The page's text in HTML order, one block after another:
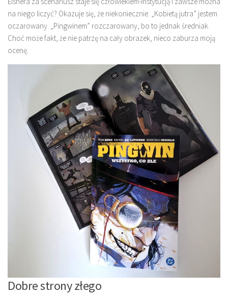
na niego liczyć? Okazuje się, że niekoniecznie. „Kobietą jutra” jestem
oczarowany. „Pingwinem” rozczarowany, bo to jednak średniak.
Choć może fakt, że nie patrzę na cały obrazek, nieco zaburza moją
ocenę.
Dobre strony złego